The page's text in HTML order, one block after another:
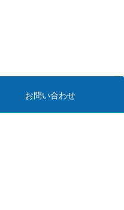
お問い合わせ